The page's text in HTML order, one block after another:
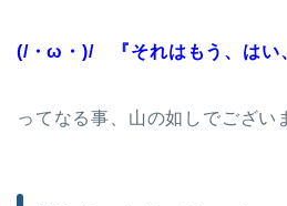
(/・ω・)/ 『それはもう、はい
ってなる事、山の如しでござい